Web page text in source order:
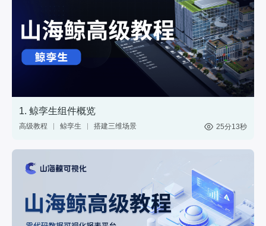
1. 鲸孪生组件概览
高级教程 鲸孪生
搭建三维场景
25分13秒